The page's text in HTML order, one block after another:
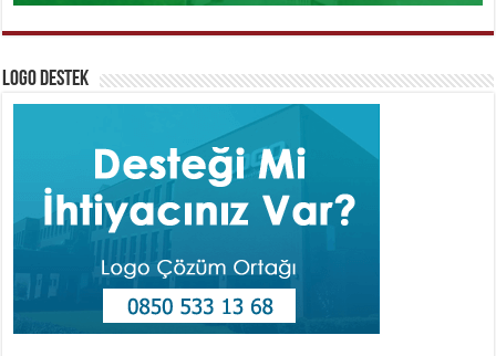
Logo Destek